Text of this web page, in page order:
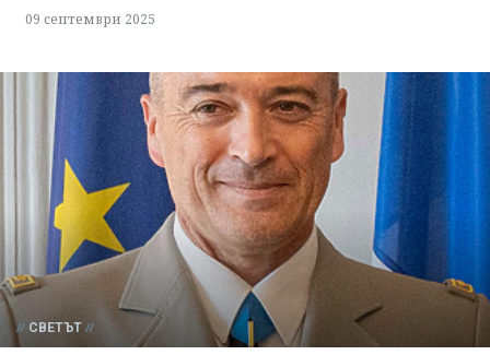
09 септември 2025
СВЕТЪТ